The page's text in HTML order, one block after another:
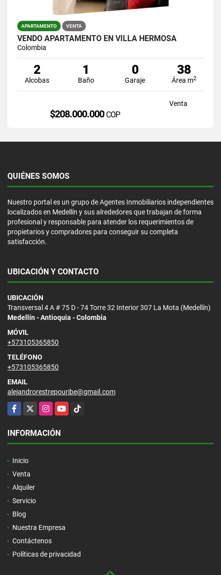
APARTAMENTO VENTA
VENDO APARTAMENTO EN VILLA HERMOSA
Colombia
2
Alcobas
1
Baño
0
Garaje
38
Área m2
Venta
$208.000.000 COP
QUIÉNES SOMOS
Nuestro portal es un grupo de Agentes Inmobiliarios independientes
localizados en Medellín y sus alrededores que trabajan de forma
profesional y responsable para atender los requerimientos de
propietarios y compradores para conseguir su completa
satisfacción.
UBICACIÓN Y CONTACTO
UBICACIÓN
Transversal 4 A # 75 D - 74 Torre 32 Interior 307 La Mota (Medellín)
Medellín - Antioquia - Colombia
MÓVIL
+573105365850
TELÉFONO
+573105365850
EMAIL
alejandrorestrepouribe@gmail.com
Facebook
X InstagramYouTubeTikTok
INFORMACIÓN
Inicio
Venta
Alquiler
Servicio
Blog
Nuestra Empresa
Contáctenos
Políticas de privacidad